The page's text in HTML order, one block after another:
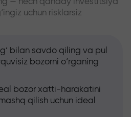
uchun risklarsiz
bilan savdo qiling va pul
bozorni o‘rganing
bozor xatti-harakatini
qilish uchun ideal